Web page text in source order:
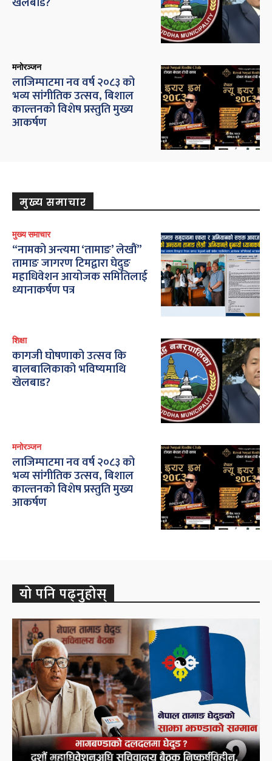
मनोरञ्जन
लाजिम्पाटमा नव वर्ष २०८३ को
भव्य सांगीतिक उत्सव, बिशाल
काल्तनको विशेष प्रस्तुति मुख्य
आकर्षण
मुख्य समाचार
मुख्य समाचार
“नामको अन्त्यमा ‘तामाङ’ लेखौं”
तामाङ जागरण टिमद्वारा घेदुङ
महाधिवेशन आयोजक समितिलाई
ध्यानाकर्षण पत्र
शिक्षा
कागजी घोषणाको उत्सव कि
बालबालिकाको भविष्यमाथि
खेलबाड?
मनोरञ्जन
लाजिम्पाटमा नव वर्ष २०८३ को
भव्य सांगीतिक उत्सव, बिशाल
काल्तनको विशेष प्रस्तुति मुख्य
आकर्षण
यो पनि पढ्नुहोस्